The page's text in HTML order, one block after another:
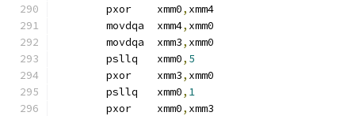
	pxor	xmm0
, xmm4
	movdqa	xmm4
, xmm0
	movdqa	xmm3
, xmm0
	psllq	xmm0
, 5
	pxor	xmm3
, xmm0
	psllq	xmm0
, 1
	pxor	xmm0
, xmm3